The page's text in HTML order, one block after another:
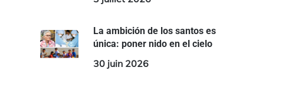
La ambición de los santos es
única: poner nido en el cielo
30 juin 2026